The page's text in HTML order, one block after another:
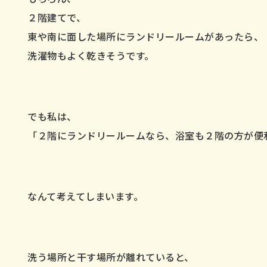
２階建てで、
東や南に面した場所にランドリールームがあったら、
洗濯物もよく乾きそうです。
でも私は、
「２階にランドリールームなら、浴室も２階の方が便
なんて考えてしまいます。
洗う場所と干す場所が離れていると、